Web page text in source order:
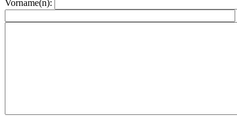
Vorname(n):